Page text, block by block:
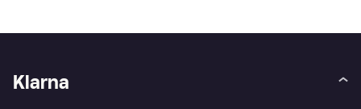
Klarna